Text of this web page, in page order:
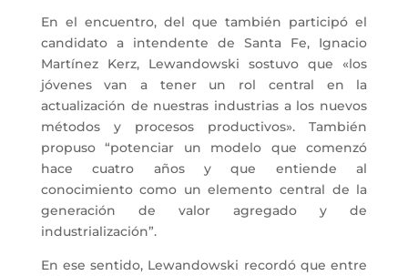
En el encuentro, del que también participó el
candidato a intendente de Santa Fe, Ignacio
Martínez Kerz, Lewandowski sostuvo que «los
jóvenes van a tener un rol central en la
actualización de nuestras industrias a los nuevos
métodos y procesos productivos». También
propuso “potenciar un modelo que comenzó
hace cuatro años y que entiende al
conocimiento como un elemento central de la
generación de valor agregado y de
industrialización”.
En ese sentido, Lewandowski recordó que entre